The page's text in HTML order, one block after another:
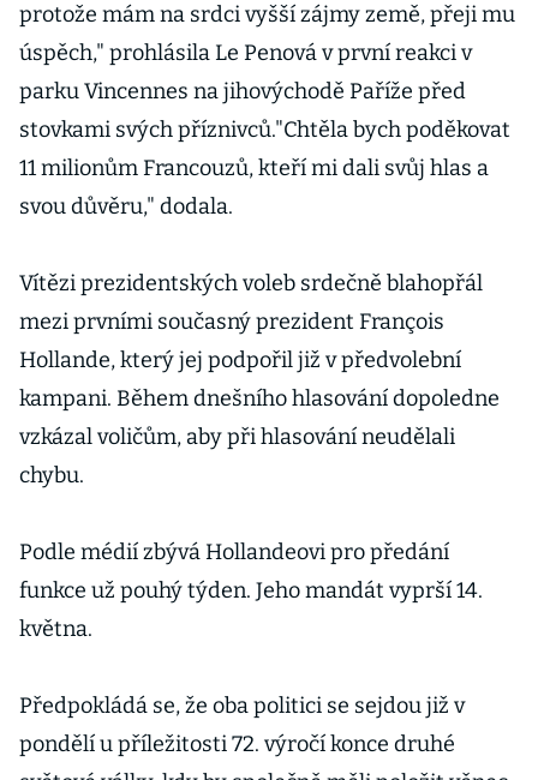
protože mám na srdci vyšší zájmy země, přeji mu
úspěch," prohlásila Le Penová v první reakci v
parku Vincennes na jihovýchodě Paříže před
stovkami svých příznivců."Chtěla bych poděkovat
11 milionům Francouzů, kteří mi dali svůj hlas a
svou důvěru," dodala.
Vítězi prezidentských voleb srdečně blahopřál
mezi prvními současný prezident François
Hollande, který jej podpořil již v předvolební
kampani. Během dnešního hlasování dopoledne
vzkázal voličům, aby při hlasování neudělali
chybu.
Podle médií zbývá Hollandeovi pro předání
funkce už pouhý týden. Jeho mandát vyprší 14.
května.
Předpokládá se, že oba politici se sejdou již v
pondělí u příležitosti 72. výročí konce druhé